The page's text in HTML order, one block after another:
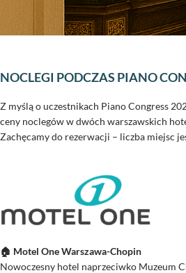
NOCLEGI PODCZAS PIANO
Z myślą o uczestnikach Piano Congress
ceny noclegów w dwóch warszawskich
Zachęcamy do rezerwacji – liczba miejsc
🏠 Motel One Warszawa-Chopin
Nowoczesny hotel naprzeciwko Muzeum